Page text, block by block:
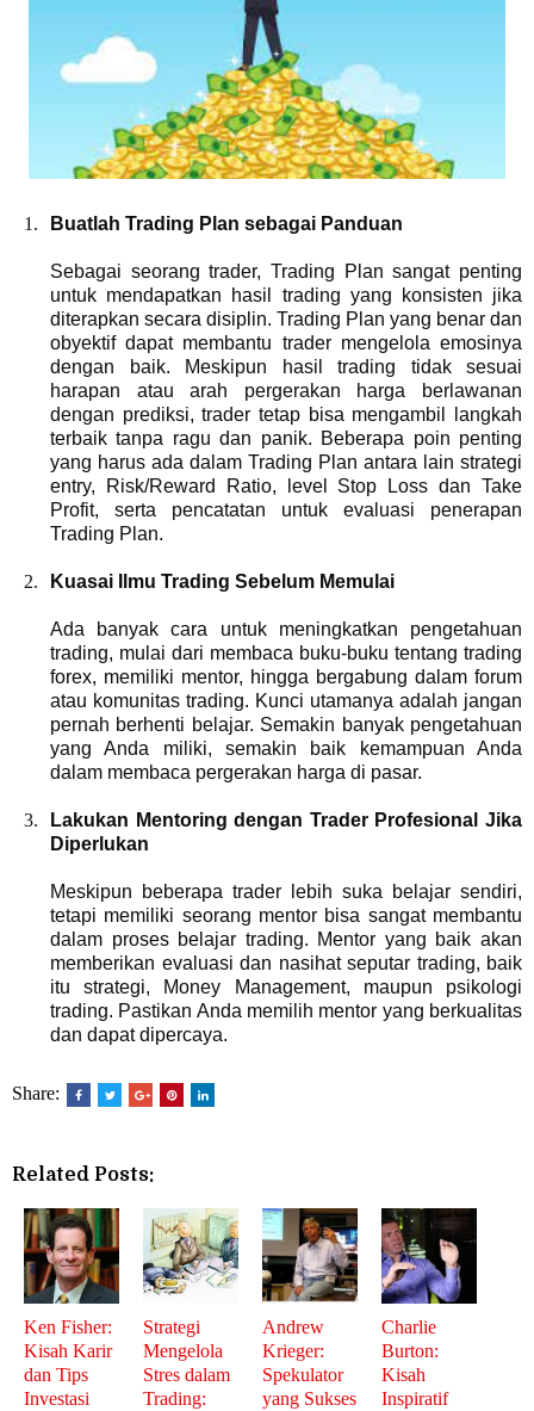
Buatlah Trading Plan sebagai Panduan
Sebagai seorang trader, Trading Plan sangat penting
untuk mendapatkan hasil trading yang konsisten jika
diterapkan secara disiplin. Trading Plan yang benar dan
obyektif dapat membantu trader mengelola emosinya
dengan baik. Meskipun hasil trading tidak sesuai
harapan atau arah pergerakan harga berlawanan
dengan prediksi, trader tetap bisa mengambil langkah
terbaik tanpa ragu dan panik. Beberapa poin penting
yang harus ada dalam Trading Plan antara lain strategi
entry, Risk/Reward Ratio, level Stop Loss dan Take
Profit, serta pencatatan untuk evaluasi penerapan
Trading Plan.
Kuasai Ilmu Trading Sebelum Memulai
Ada banyak cara untuk meningkatkan pengetahuan
trading, mulai dari membaca buku-buku tentang trading
forex, memiliki mentor, hingga bergabung dalam forum
atau komunitas trading. Kunci utamanya adalah jangan
pernah berhenti belajar. Semakin banyak pengetahuan
yang Anda miliki, semakin baik kemampuan Anda
dalam membaca pergerakan harga di pasar.
Lakukan Mentoring dengan Trader Profesional Jika
Diperlukan
Meskipun beberapa trader lebih suka belajar sendiri,
tetapi memiliki seorang mentor bisa sangat membantu
dalam proses belajar trading. Mentor yang baik akan
memberikan evaluasi dan nasihat seputar trading, baik
itu strategi, Money Management, maupun psikologi
trading. Pastikan Anda memilih mentor yang berkualitas
dan dapat dipercaya.
Share:
Related Posts:
Ken Fisher:
Kisah Karir
dan Tips
Investasi
Strategi
Mengelola
Stres dalam
Trading:
Andrew
Krieger:
Spekulator
yang Sukses
Charlie
Burton:
Kisah
Inspiratif